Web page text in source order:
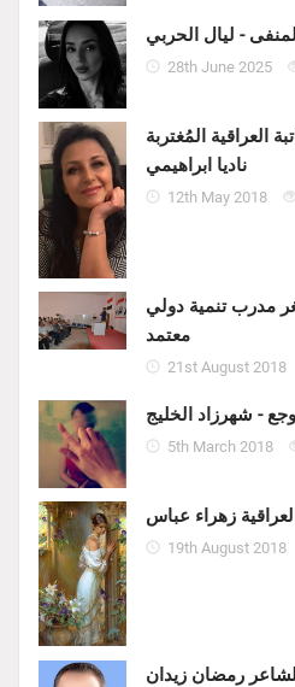
- ليال الحربي
28th June 2025
العراقية المُغتربة
ناديا ابراهيمي
12th May 2018
مدرب تنمية دولي
معتمد
21st August 2018
- شهرزاد الخليج
5th March 2018
زهراء عباس
19th August 2018
رمضان زيدان